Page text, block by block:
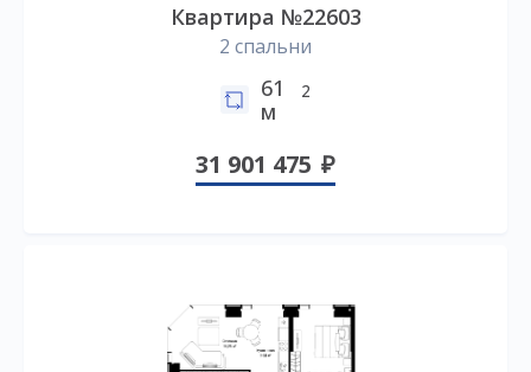
Квартира №22603
2 спальни
61
м
2
31 901 475